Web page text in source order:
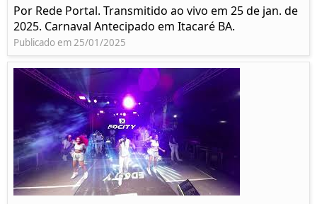
Por Rede Portal. Transmitido ao vivo em 25 de jan. de
2025. Carnaval Antecipado em Itacaré BA.
Publicado em 25/01/2025